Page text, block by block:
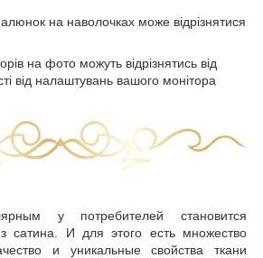
на наволочках може відрізнятися
на фото можуть відрізнятись від
від налаштувань вашого монітора
у потребителей становится
сатина. И для этого есть множество
и уникальные свойства ткани